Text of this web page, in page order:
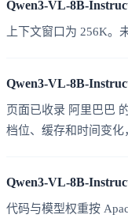
Qwen3-VL-8B-
上下文窗口为 256K。
Qwen3-VL-8B-
页面已收录 阿里巴巴
档位、缓存和时间变化
Qwen3-VL-8B-
代码与模型权重按